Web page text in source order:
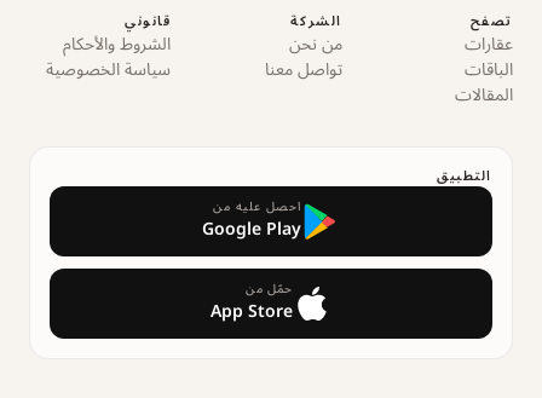
تصفح
عقارات
الباقات
المقالات
الشركة
من نحن
تواصل معنا
قانوني
الشروط والأحكام
سياسة الخصوصية
التطبيق
احصل عليه من
Google Play
حمّل من
App Store